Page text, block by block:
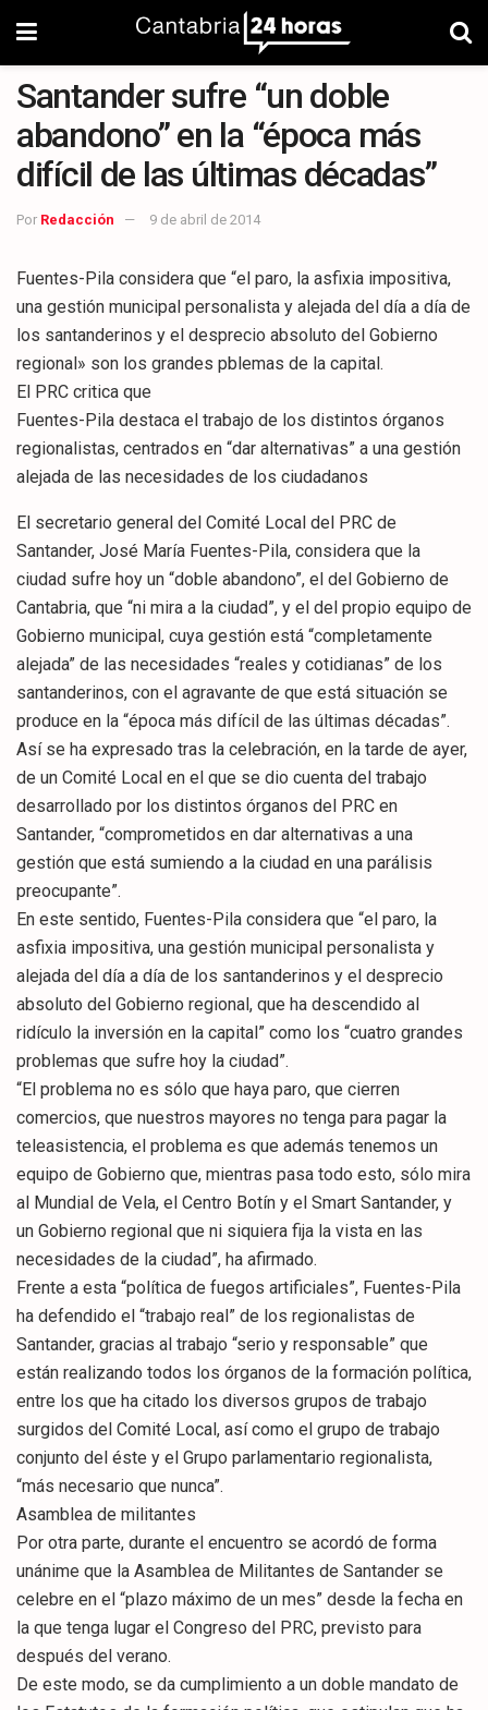
Santander sufre “un doble
abandono” en la “época más
difícil de las últimas décadas”
Por Redacción 9 de abril de 2014
Fuentes-Pila considera que “el paro, la asfixia impositiva,
una gestión municipal personalista y alejada del día a día de
los santanderinos y el desprecio absoluto del Gobierno
regional» son los grandes pblemas de la capital.
El PRC critica que
Fuentes-Pila destaca el trabajo de los distintos órganos
regionalistas, centrados en “dar alternativas” a una gestión
alejada de las necesidades de los ciudadanos
El secretario general del Comité Local del PRC de
Santander, José María Fuentes-Pila, considera que la
ciudad sufre hoy un “doble abandono”, el del Gobierno de
Cantabria, que “ni mira a la ciudad”, y el del propio equipo de
Gobierno municipal, cuya gestión está “completamente
alejada” de las necesidades “reales y cotidianas” de los
santanderinos, con el agravante de que está situación se
produce en la “época más difícil de las últimas décadas”.
Así se ha expresado tras la celebración, en la tarde de ayer,
de un Comité Local en el que se dio cuenta del trabajo
desarrollado por los distintos órganos del PRC en
Santander, “comprometidos en dar alternativas a una
gestión que está sumiendo a la ciudad en una parálisis
preocupante”.
En este sentido, Fuentes-Pila considera que “el paro, la
asfixia impositiva, una gestión municipal personalista y
alejada del día a día de los santanderinos y el desprecio
absoluto del Gobierno regional, que ha descendido al
ridículo la inversión en la capital” como los “cuatro grandes
problemas que sufre hoy la ciudad”.
“El problema no es sólo que haya paro, que cierren
comercios, que nuestros mayores no tenga para pagar la
teleasistencia, el problema es que además tenemos un
equipo de Gobierno que, mientras pasa todo esto, sólo mira
al Mundial de Vela, el Centro Botín y el Smart Santander, y
un Gobierno regional que ni siquiera fija la vista en las
necesidades de la ciudad”, ha afirmado.
Frente a esta “política de fuegos artificiales”, Fuentes-Pila
ha defendido el “trabajo real” de los regionalistas de
Santander, gracias al trabajo “serio y responsable” que
están realizando todos los órganos de la formación política,
entre los que ha citado los diversos grupos de trabajo
surgidos del Comité Local, así como el grupo de trabajo
conjunto del éste y el Grupo parlamentario regionalista,
“más necesario que nunca”.
Asamblea de militantes
Por otra parte, durante el encuentro se acordó de forma
unánime que la Asamblea de Militantes de Santander se
celebre en el “plazo máximo de un mes” desde la fecha en
la que tenga lugar el Congreso del PRC, previsto para
después del verano.
De este modo, se da cumplimiento a un doble mandato de